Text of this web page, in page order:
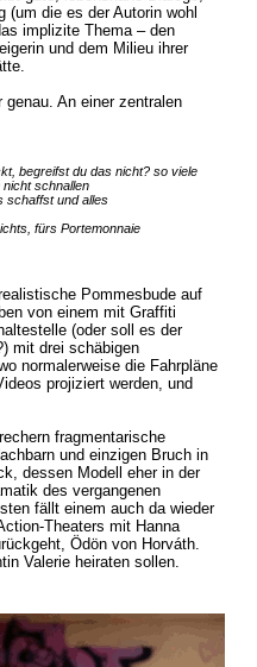
(um die es der Autorin wohl
implizite Thema – den
und dem Milieu ihrer
An einer zentralen
begreifst du das nicht? so viele
schnallen
schaffst und alles
fürs Portemonnaie
Pommesbude auf
von einem mit Graffiti
(oder soll es der
mit drei schäbigen
normalerweise die Fahrpläne
projiziert werden, und
fragmentarische
und einzigen Bruch in
dessen Modell eher in der
des vergangenen
fällt einem auch da wieder
Theaters mit Hanna
Ödön von Horváth.
Valerie heiraten sollen.